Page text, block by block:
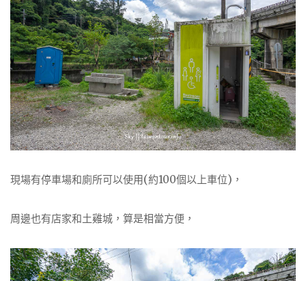
現場有停車場和廁所可以使用(約100個以上車位)，
周邊也有店家和土雞城，算是相當方便，